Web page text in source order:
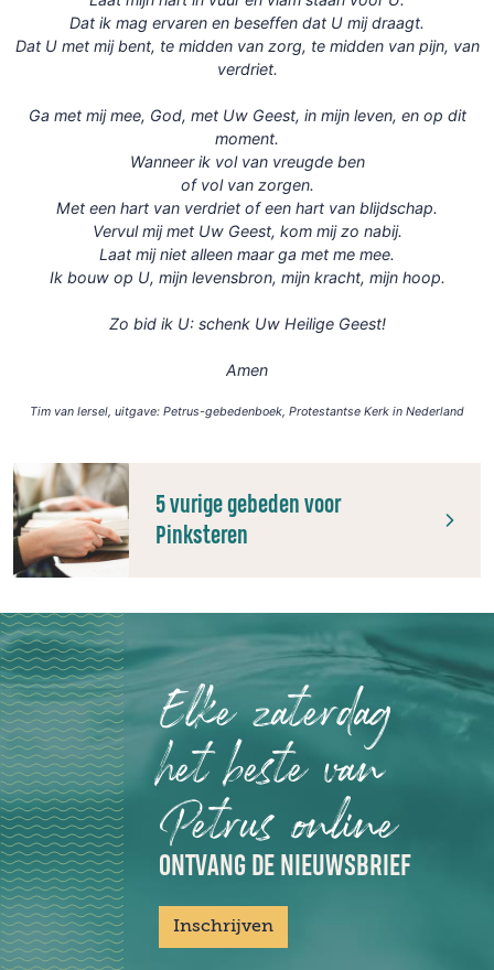
Dat ik mag ervaren en beseffen dat U mij draagt.
Dat U met mij bent, te midden van zorg, te midden van pijn, van
verdriet.
Ga met mij mee, God, met Uw Geest, in mijn leven, en op dit
moment.
Wanneer ik vol van vreugde ben
of vol van zorgen.
Met een hart van verdriet of een hart van blijdschap.
Vervul mij met Uw Geest, kom mij zo nabij.
Laat mij niet alleen maar ga met me mee.
Ik bouw op U, mijn levensbron, mijn kracht, mijn hoop.
Zo bid ik U: schenk Uw Heilige Geest!
Amen
Tim van Iersel, uitgave: Petrus-gebedenboek, Protestantse Kerk in Nederland
5 vurige gebeden voor
Pinksteren
Elke zaterdag
het beste van
Petrus online
ONTVANG DE NIEUWSBRIEF
Inschrijven